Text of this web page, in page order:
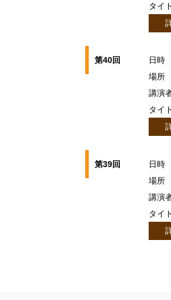
タイ
第40回 日時
場所
講演
タイ
第39回 日時
場所
講演
タイ